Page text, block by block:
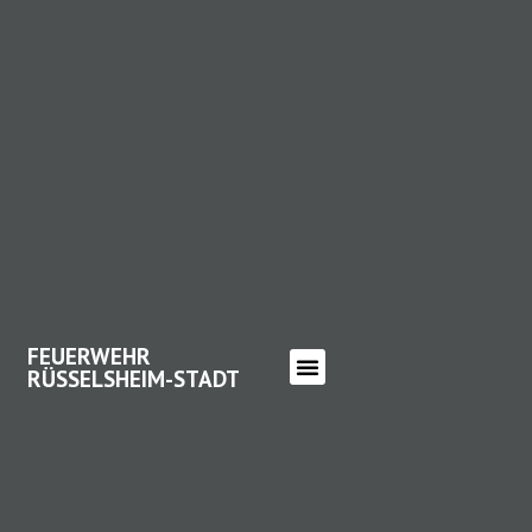
FEUERWEHR
RÜSSELSHEIM-STADT